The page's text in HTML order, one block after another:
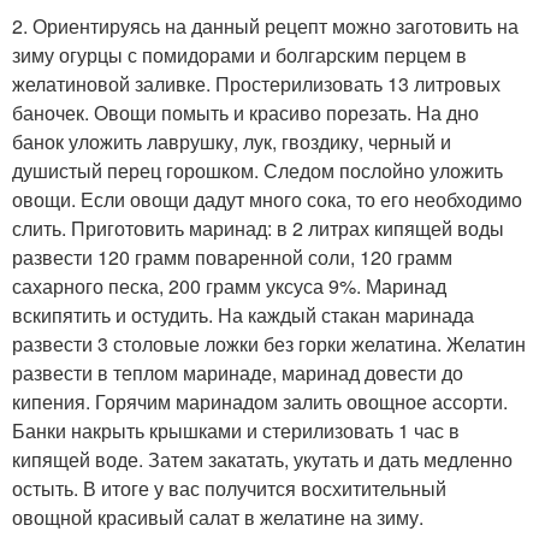
2. Ориентируясь на данный рецепт можно заготовить на
зиму огурцы с помидорами и болгарским перцем в
желатиновой заливке. Простерилизовать 13 литровых
баночек. Овощи помыть и красиво порезать. На дно
банок уложить лаврушку, лук, гвоздику, черный и
душистый перец горошком. Следом послойно уложить
овощи. Если овощи дадут много сока, то его необходимо
слить. Приготовить маринад: в 2 литрах кипящей воды
развести 120 грамм поваренной соли, 120 грамм
сахарного песка, 200 грамм уксуса 9%. Маринад
вскипятить и остудить. На каждый стакан маринада
развести 3 столовые ложки без горки желатина. Желатин
развести в теплом маринаде, маринад довести до
кипения. Горячим маринадом залить овощное ассорти.
Банки накрыть крышками и стерилизовать 1 час в
кипящей воде. Затем закатать, укутать и дать медленно
остыть. В итоге у вас получится восхитительный
овощной красивый салат в желатине на зиму.